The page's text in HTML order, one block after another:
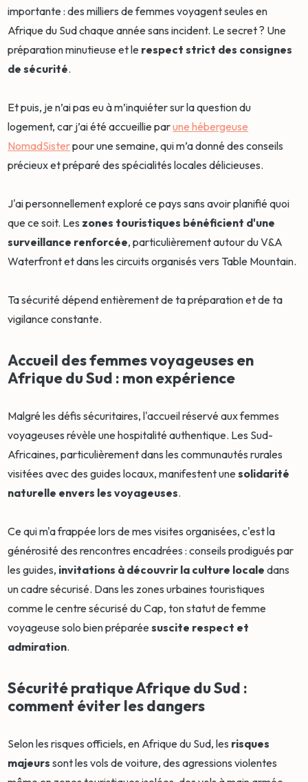
importante : des milliers de femmes voyagent seules en
Afrique du Sud chaque année sans incident. Le secret ? Une
préparation minutieuse et le respect strict des consignes
de sécurité.
Et puis, je n’ai pas eu à m’inquiéter sur la question du
logement, car j’ai été accueillie parune hébergeuse
NomadSisterpour une semaine, qui m’a donné des conseils
précieux et préparé des spécialités locales délicieuses.
J'ai personnellement exploré ce pays sans avoir planifié quoi
que ce soit. Les zones touristiques bénéficient d'une
surveillance renforcée, particulièrement autour du V&A
Waterfront et dans les circuits organisés vers Table Mountain.
Ta sécurité dépend entièrement de ta préparation et de ta
vigilance constante.
Accueil des femmes voyageuses en
Afrique du Sud : mon expérience
Malgré les défis sécuritaires, l'accueil réservé aux femmes
voyageuses révèle une hospitalité authentique. Les Sud-
Africaines, particulièrement dans les communautés rurales
visitées avec des guides locaux, manifestent unesolidarité
naturelle envers les voyageuses.
Ce qui m'a frappée lors de mes visites organisées, c'est la
générosité des rencontres encadrées : conseils prodigués par
les guides, invitations à découvrir la culture locale dans
un cadre sécurisé. Dans les zones urbaines touristiques
comme le centre sécurisé du Cap, ton statut de femme
voyageuse solo bien préparéesuscite respect et
admiration.
Sécurité pratique Afrique du Sud :
comment éviter les dangers
Selon les risques officiels, en Afrique du Sud, les risques
majeurs sont les vols de voiture, des agressions violentes